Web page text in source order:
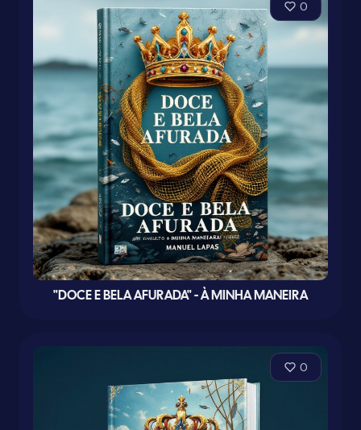
0
"DOCE E BELA AFURADA" - À MINHA MANEIRA
0